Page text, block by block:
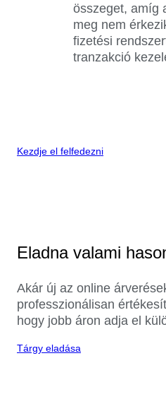
összeget, amíg
meg nem
fizetési
tranzakció
Kezdje el felfedezni
Eladna valami
Akár új az online
professzionálisan
hogy jobb áron adja el
Tárgy eladása